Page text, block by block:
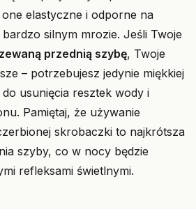
elastyczne i odporne na
silnym mrozie. Jeśli Twoje
przednią szybę, Twoje
– potrzebujesz jedynie miękkiej
usunięcia resztek wody i
Pamiętaj, że używanie
skrobaczki to najkrótsza
szyby, co w nocy będzie
refleksami świetlnymi.